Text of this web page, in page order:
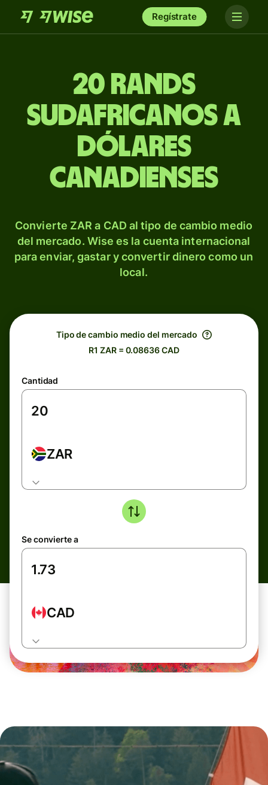
Regístrate
20 rands
sudafricanos a
dólares
canadienses
Convierte ZAR a CAD al tipo de cambio medio
del mercado. Wise es la cuenta internacional
para enviar, gastar y convertir dinero como un
local.
Tipo de cambio medio del mercado
R1 ZAR = 0.08636 CAD
Cantidad
ZAR
Se convierte a
CAD